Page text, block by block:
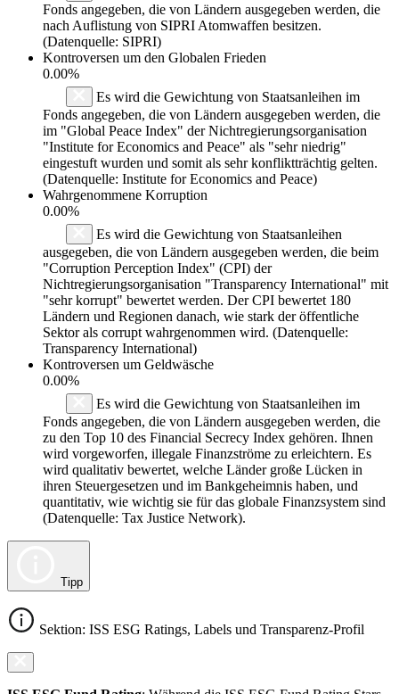
Fonds angegeben, die von Ländern ausgegeben werden, die
nach Auflistung von SIPRI Atomwaffen besitzen.
(Datenquelle: SIPRI)
Kontroversen um den Globalen Frieden
0.00%
Es wird die Gewichtung von Staatsanleihen im
Fonds angegeben, die von Ländern ausgegeben werden, die
im "Global Peace Index" der Nichtregierungsorganisation
"Institute for Economics and Peace" als "sehr niedrig"
eingestuft wurden und somit als sehr konfliktträchtig gelten.
(Datenquelle: Institute for Economics and Peace)
Wahrgenommene Korruption
0.00%
Es wird die Gewichtung von Staatsanleihen
ausgegeben, die von Ländern ausgegeben werden, die beim
"Corruption Perception Index" (CPI) der
Nichtregierungsorganisation "Transparency International" mit
"sehr korrupt" bewertet werden. Der CPI bewertet 180
Ländern und Regionen danach, wie stark der öffentliche
Sektor als corrupt wahrgenommen wird. (Datenquelle:
Transparency International)
Kontroversen um Geldwäsche
0.00%
Es wird die Gewichtung von Staatsanleihen im
Fonds angegeben, die von Ländern ausgegeben werden, die
zu den Top 10 des Financial Secrecy Index gehören. Ihnen
wird vorgeworfen, illegale Finanzströme zu erleichtern. Es
wird qualitativ bewertet, welche Länder große Lücken in
ihren Steuergesetzen und im Bankgeheimnis haben, und
quantitativ, wie wichtig sie für das globale Finanzsystem sind
(Datenquelle: Tax Justice Network).
Tipp
Sektion: ISS ESG Ratings, Labels und Transparenz-Profil